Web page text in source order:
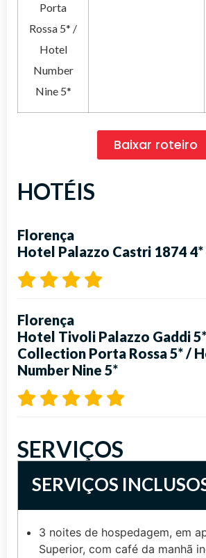
Porta
Rossa 5* /
Hotel
Number
Nine 5*
Baixar roteiro
HOTÉIS
Florença
Hotel Palazzo Castri 1874
Florença
Hotel Tivoli Palazzo Gaddi 5*
Collection Porta Rossa 5*/
Number Nine 5*
SERVIÇOS
SERVIÇOS
3 noites de hospedagem, em
Superior, com café da manhã